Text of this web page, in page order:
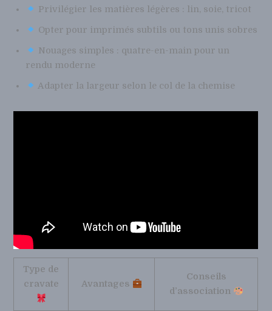
Privilégier les matières légères : lin, soie, tricot
Opter pour imprimés subtils ou tons unis sobres
Nouages simples : quatre-en-main pour un
rendu moderne
Adapter la largeur selon le col de la chemise
Type de
cravate
Avantages
Conseils
d’association